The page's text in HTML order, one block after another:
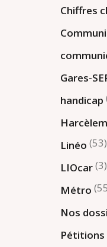
Chiffres
Gares-
handicap
Linéo (53)
LIOcar(3)
Métro
Nos
Pétitions